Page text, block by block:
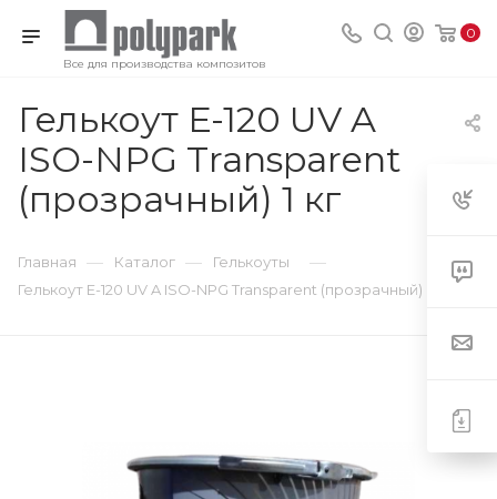
Все для производства композитов
0
Гелькоут E-120 UV A
ISO-NPG Transparent
(прозрачный) 1 кг
Главная — Каталог — Гелькоуты —
Гелькоут E-120 UV A ISO-NPG Transparent (прозрачный)